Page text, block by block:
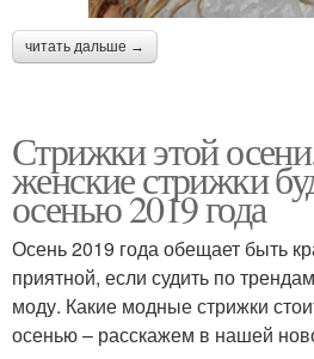
читать дальше →
Стрижки этой
женские стрижки
осенью 2019 года
Осень 2019 года обещает быть
приятной, если судить по
моду. Какие модные стрижки
осенью – расскажем в нашей